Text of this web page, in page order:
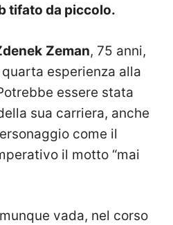
tifato da piccolo.
Zeman, 75 anni,
esperienza alla
essere stata
sua carriera, anche
come il
il motto “mai
vada, nel corso